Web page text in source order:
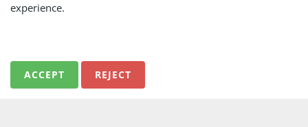
experience.
ACCEPT REJECT